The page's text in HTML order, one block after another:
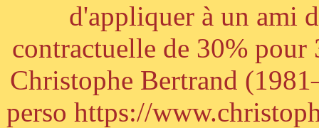
d'appliquer à un ami
contractuelle de 30% pour
Christophe Bertrand
perso https://